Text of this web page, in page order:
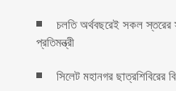
চলতি অর্থবছরেই সকল স্তরের
প্রতিমন্ত্রী
সিলেট মহানগর ছাত্রশিবিরের